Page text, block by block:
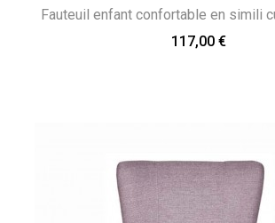
Fauteuil enfant confortable en simili
117,00 €